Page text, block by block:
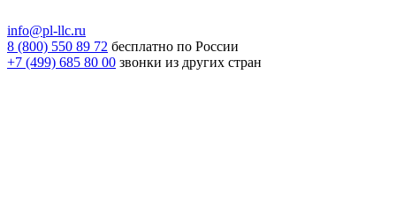
info@pl-llc.ru
8 (800) 550 89 72 бесплатно по России
+7 (499) 685 80 00 звонки из других стран